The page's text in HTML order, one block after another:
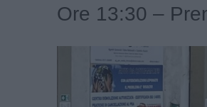
Ore 13:30 –